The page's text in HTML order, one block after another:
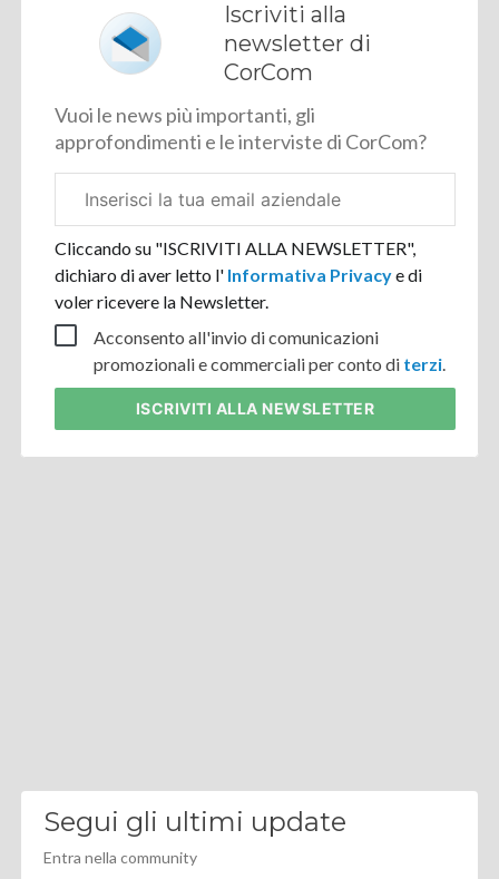
Iscriviti alla
newsletter di
CorCom
Vuoi le news più importanti, gli
approfondimenti e le interviste di CorCom?
aziendale
Cliccando su "ISCRIVITI ALLA NEWSLETTER",
dichiaro di aver letto l' Informativa Privacye di
voler ricevere la Newsletter.
Acconsento all'invio di comunicazioni
promozionali e commerciali per conto di terzi
ISCRIVITI ALLA NEWSLETTER
Segui gli ultimi update
Entra nella community